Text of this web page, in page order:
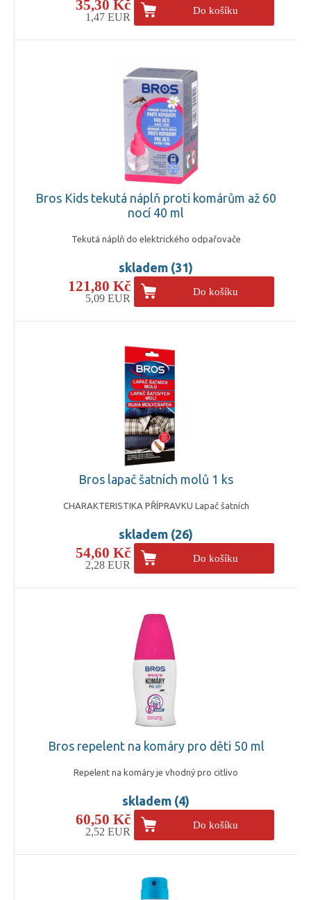
35,30 Kč
1,47 EUR
Do košíku
Bros Kids tekutá náplň proti komárům až 60
nocí 40 ml
Tekutá náplň do elektrického odpařovače
skladem (31)
121,80 Kč
5,09 EUR
Do košíku
Bros lapač šatních molů 1 ks
CHARAKTERISTIKA PŘÍPRAVKU Lapač šatních
skladem (26)
54,60 Kč
2,28 EUR
Do košíku
Bros repelent na komáry pro děti 50 ml
Repelent na komáry je vhodný pro citlivo
skladem (4)
60,50 Kč
2,52 EUR
Do košíku